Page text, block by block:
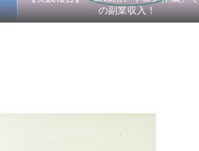
の副業収入！